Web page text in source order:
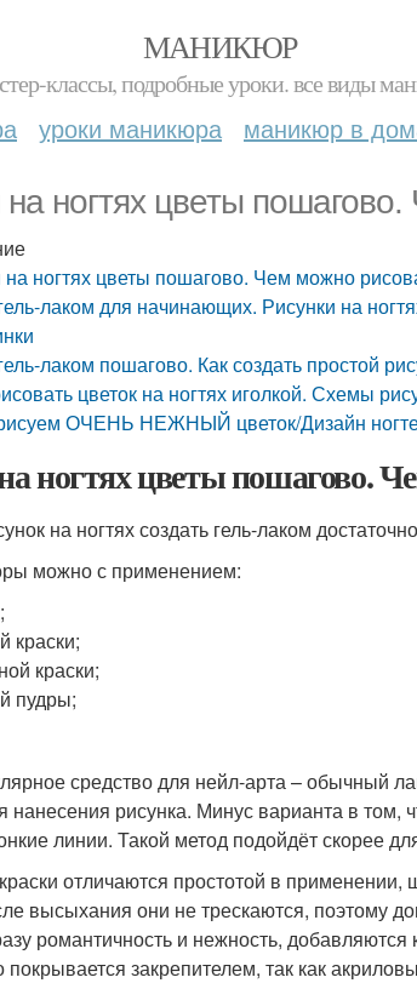
МАНИКЮР
классы, подробные уроки. все виды
уроки маникюра маникюр в
ногтях цветы
ногтях цветы пошагово. Чем можно
лаком для начинающих. Рисунки на
лаком пошагово. Как создать простой
цветок на ногтях иголкой. Схемы
ОЧЕНЬ НЕЖНЫЙ цветок/Дизайн
ногтях цветы пошагово.
на ногтях создать гель-лаком
можно с применением:
краски;
краски;
пудры;
средство для нейл-арта – обычный
нанесения рисунка. Минус варианта в том,
линии. Такой метод подойдёт скорее
отличаются простотой в
высыхания они не трескаются, поэтому
романтичность и нежность,
покрывается закрепителем, так как